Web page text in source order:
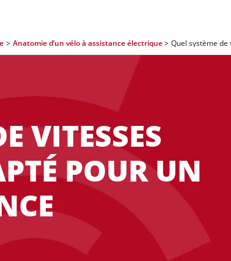
Anatomie d’un vélo à assistance électrique
VITESSES
POUR UN